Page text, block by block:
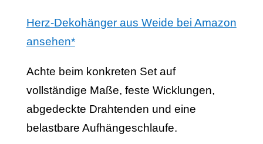
Herz-Dekohänger aus Weide bei Amazon
ansehen*
Achte beim konkreten Set auf
vollständige Maße, feste Wicklungen,
abgedeckte Drahtenden und eine
belastbare Aufhängeschlaufe.